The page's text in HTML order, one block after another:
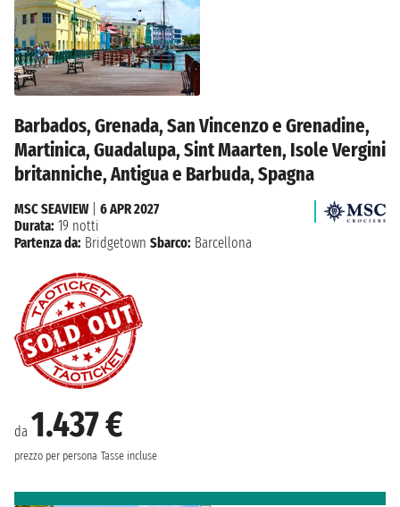
Barbados, Grenada, San Vincenzo e Grenadine,
Martinica, Guadalupa, Sint Maarten, Isole Vergini
britanniche, Antigua e Barbuda, Spagna
da 1.437 €
prezzo per persona Tasse incluse
MSC SEAVIEW| 6 APR 2027
Durata: 19 notti
Partenza da: Bridgetown Sbarco: Barcellona